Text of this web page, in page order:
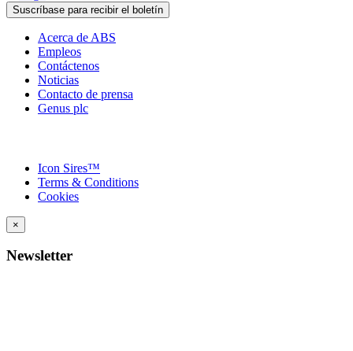
Suscríbase para recibir el boletín
Acerca de ABS
Empleos
Contáctenos
Noticias
Contacto de prensa
Genus plc
Icon Sires™
Terms & Conditions
Cookies
×
Newsletter